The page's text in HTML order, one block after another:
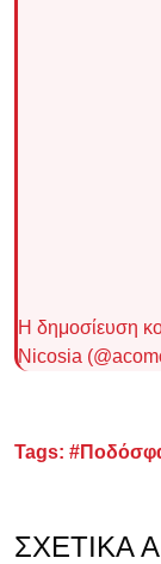
Η δημοσίευση
Nicosia
Tags:
ΣΧΕΤΙΚΆ